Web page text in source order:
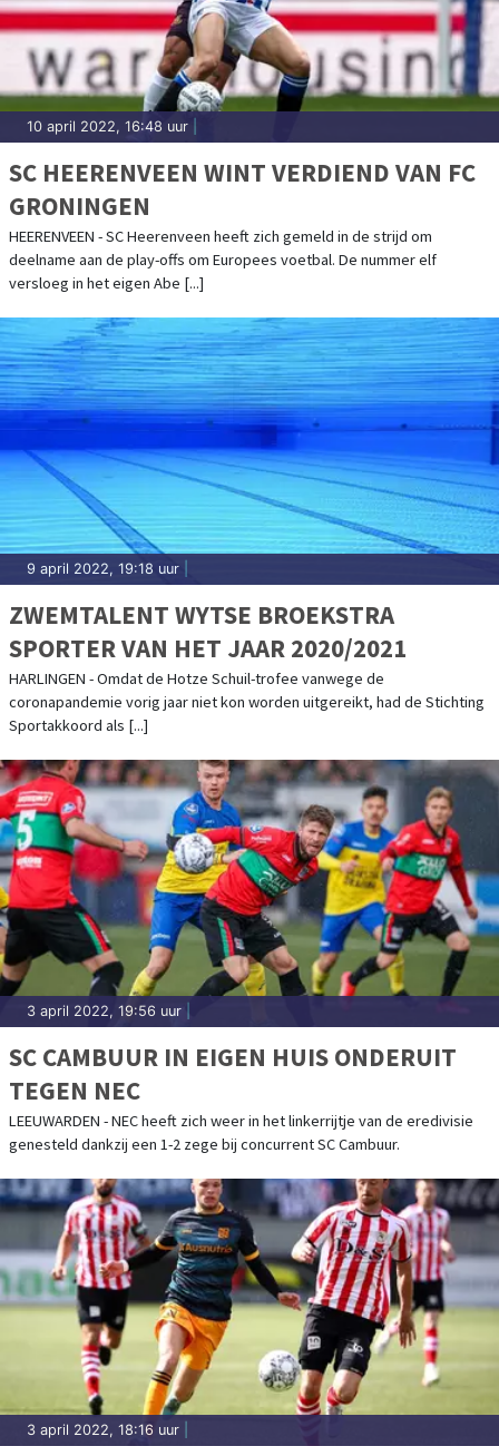
10 april 2022, 16:48 uur
SC HEERENVEEN WINT VERDIEND VAN FC
GRONINGEN
HEERENVEEN - SC Heerenveen heeft zich gemeld in de strijd om
deelname aan de play-offs om Europees voetbal. De nummer elf
versloeg in het eigen Abe [...]
9 april 2022, 19:18 uur
ZWEMTALENT WYTSE BROEKSTRA
SPORTER VAN HET JAAR 2020/2021
HARLINGEN - Omdat de Hotze Schuil-trofee vanwege de
coronapandemie vorig jaar niet kon worden uitgereikt, had de Stichting
Sportakkoord als [...]
3 april 2022, 19:56 uur
SC CAMBUUR IN EIGEN HUIS ONDERUIT
TEGEN NEC
LEEUWARDEN - NEC heeft zich weer in het linkerrijtje van de eredivisie
genesteld dankzij een 1-2 zege bij concurrent SC Cambuur.
3 april 2022, 18:16 uur